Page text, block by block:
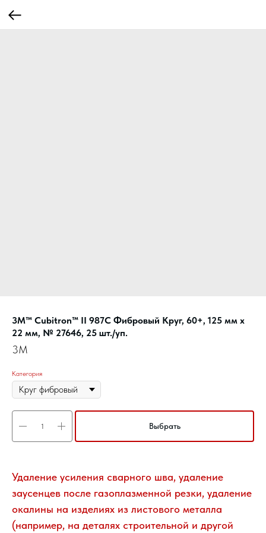
3M™ Cubitron™ II 987C Фибровый Круг, 60+, 125 мм х
22 мм, № 27646, 25 шт./уп.
3M
Категория
Выбрать
Удаление усиления сварного шва, удаление
заусенцев после газоплазменной резки, удаление
окалины на изделиях из листового металла
(например, на деталях строительной и другой